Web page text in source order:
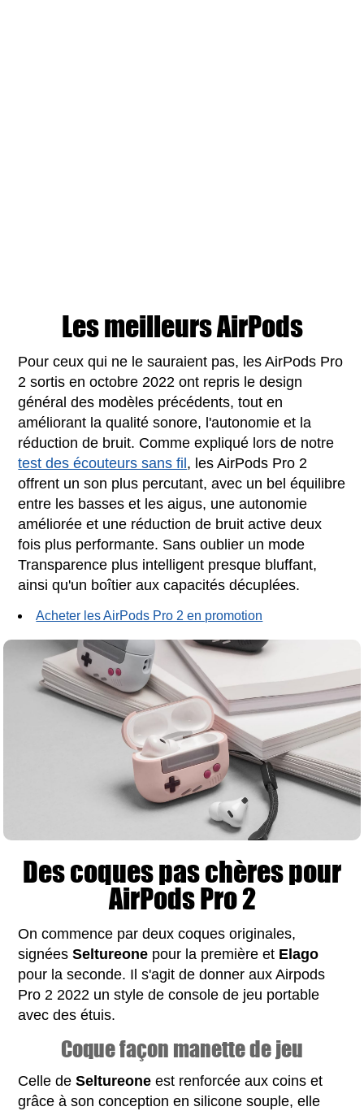
Les meilleurs AirPods
Pour ceux qui ne le sauraient pas, les AirPods Pro
2 sortis en octobre 2022 ont repris le design
général des modèles précédents, tout en
améliorant la qualité sonore, l'autonomie et la
réduction de bruit. Comme expliqué lors de notre
test des écouteurs sans fil, les AirPods Pro 2
offrent un son plus percutant, avec un bel équilibre
entre les basses et les aigus, une autonomie
améliorée et une réduction de bruit active deux
fois plus performante. Sans oublier un mode
Transparence plus intelligent presque bluffant,
ainsi qu'un boîtier aux capacités décuplées.
Acheter les AirPods Pro 2 en promotion
Des coques pas chères pour
AirPods Pro 2
On commence par deux coques originales,
signéesSeltureone pour la première et Elago
pour la seconde. Il s'agit de donner aux Airpods
Pro 2 2022 un style de console de jeu portable
avec des étuis.
Coque façon manette de jeu
Celle deSeltureone est renforcée aux coins et
grâce à son conception en silicone souple, elle